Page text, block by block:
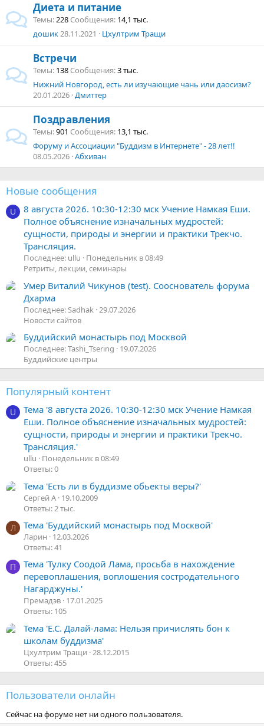
Диета и питание
Темы 228 Сообщения 14,1 тыс.
дошик28.11.2021 Цхултрим Тращи
Встречи
Темы 138 Сообщения 3 тыс.
Нижний Новгород, есть ли изучающие чань или даосизм?
20.01.2026 Дмиттер
Поздравления
Темы 901 Сообщения 13,1 тыс.
Форуму и Ассоциации "Буддизм в Интернете" - 28 лет!!
08.05.2026 Абхиван
Новые сообщения
U
8 августа 2026. 10:30-12:30 мск Учение Намкая Еши.
Полное объяснение изначальных мудростей:
сущности, природы и энергии и практики Трекчо.
Трансляция.
Последнее: ullu
Понедельник в 08:49
Ретриты, лекции, семинары
Умер Виталий Чикунов (test). Сооснователь форума
Дхарма
Последнее: Sadhak 29.07.2026
Новости сайтов
Буддийский монастырь под Москвой
Последнее: Tashi_Tsering
19.07.2026
Буддийские центры
Популярный контент
U
Тема '8 августа 2026. 10:30-12:30 мск Учение Намкая
Еши. Полное объяснение изначальных мудростей:
сущности, природы и энергии и практики Трекчо.
Трансляция.'
ullu
Понедельник в 08:49
Ответы: 0
Тема 'Есть ли в буддизме обьекты веры?'
Сергей А 19.10.2009
Ответы: 2 тыс.
Л Тема 'Буддийский монастырь под Москвой'
Ларин
12.03.2026
Ответы: 41
П
Тема 'Тулку Соодой Лама, просьба в нахождение
перевоплашения, воплошения состродательного
Нагарджуны.'
Премадэв 17.01.2025
Ответы: 105
Тема 'Е.С. Далай-лама: Нельзя причислять бон к
школам буддизма'
Цхултрим Тращи 28.12.2015
Ответы: 455
Пользователи онлайн
Сейчас на форуме нет ни одного пользователя.